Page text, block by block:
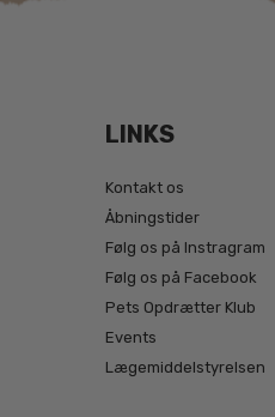
LINKS
Kontakt os
Åbningstider
Følg os på Instragram
Følg os på Facebook
Pets Opdrætter Klub
Events
Lægemiddelstyrelsen